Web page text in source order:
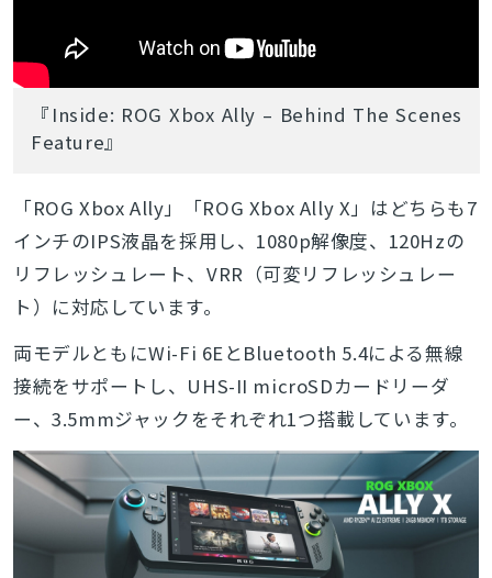
『Inside: ROG Xbox Ally – Behind The Scenes
Feature』
「ROG Xbox Ally」「ROG Xbox Ally X」はどちらも7
インチのIPS液晶を採用し、1080p解像度、120Hzの
リフレッシュレート、VRR（可変リフレッシュレー
ト）に対応しています。
両モデルともにWi-Fi 6EとBluetooth 5.4による無線
接続をサポートし、UHS-II microSDカードリーダ
ー、3.5mmジャックをそれぞれ1つ搭載しています。